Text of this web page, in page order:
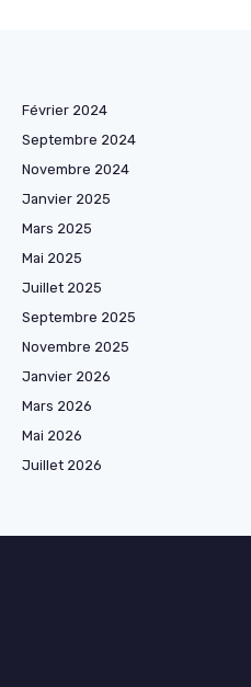
Février 2024
Septembre 2024
Novembre 2024
Janvier 2025
Mars 2025
Mai 2025
Juillet 2025
Septembre 2025
Novembre 2025
Janvier 2026
Mars 2026
Mai 2026
Juillet 2026